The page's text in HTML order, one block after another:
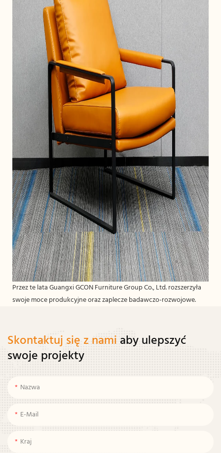
Przez te lata Guangxi GCON Furniture Group Co., Ltd. rozszerzyła
swoje moce produkcyjne oraz zaplecze badawczo-rozwojowe.
Skontaktuj się z nami aby ulepszyć
swoje projekty
Nazwa
E-Mail
Kraj